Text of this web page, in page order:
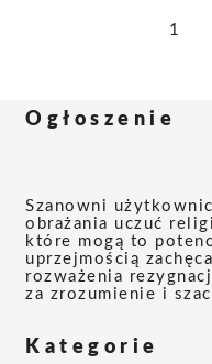
1
Ogłoszenie
Szanowni
obrażania uczuć
które mogą to
uprzejmością
rozważenia
za zrozumienie i
Kategorie